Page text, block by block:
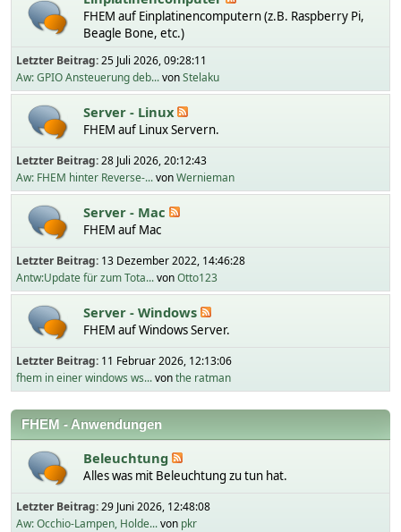
FHEM auf Einplatinencomputern (z.B. Raspberry Pi,
Beagle Bone, etc.)
Letzter Beitrag:25 Juli 2026, 09:28:11
Aw: GPIO Ansteuerung deb...vonStelaku
Server - Linux
FHEM auf Linux Servern.
Letzter Beitrag:28 Juli 2026, 20:12:43
Aw: FHEM hinter Reverse-...vonWernieman
Server - Mac
FHEM auf Mac
Letzter Beitrag: 13 Dezember 2022, 14:46:28
Antw:Update für zum Tota...vonOtto123
Server - Windows
FHEM auf Windows Server.
Letzter Beitrag: 11 Februar 2026, 12:13:06
fhem in einer windows ws...vonthe ratman
FHEM - Anwendungen
Beleuchtung
Alles was mit Beleuchtung zu tun hat.
Letzter Beitrag:29 Juni 2026, 12:48:08
Aw: Occhio-Lampen, Holde...von pkr